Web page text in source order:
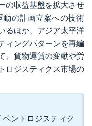
の収益基盤を拡大させ
動の計画立案への技術
るほか、アジア太平洋
ィングパターンを再編
、貨物運賃の変動や労
ロジスティクス市場の
ントロジスティク